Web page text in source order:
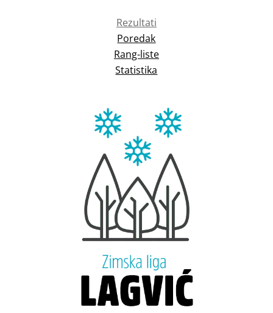
Rezultati
Poredak
Rang-liste
Statistika